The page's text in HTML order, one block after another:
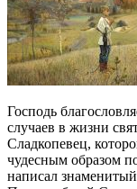
Господь
случаев в жизни
Сладкопевец,
чудесным образом
написал